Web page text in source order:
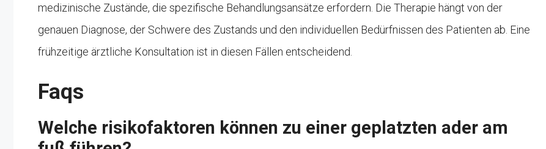
medizinische Zustände, die spezifische Behandlungsansätze erfordern. Die Therapie hängt von der
genauen Diagnose, der Schwere des Zustands und den individuellen Bedürfnissen des Patienten ab. Eine
frühzeitige ärztliche Konsultation ist in diesen Fällen entscheidend.
Faqs
Welche risikofaktoren können zu einer geplatzten ader am